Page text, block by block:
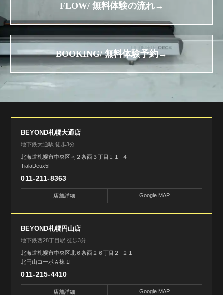
FLOW/ 無料体験の流れ→
BOOKING/ 無料体験予約→
BEYOND札幌大通店
地下鉄大通駅 徒歩3分
北海道札幌市中央区南２条西３丁目１１−４
TialaDeux5F
011-211-8363
店舗詳細 Google MAP
BEYOND札幌円山店
地下鉄西28丁目駅 徒歩3分
北海道札幌市中央区北６条西２６丁目２−２１
北円山コーポＡ棟 1F
011-215-4410
店舗詳細 Google MAP